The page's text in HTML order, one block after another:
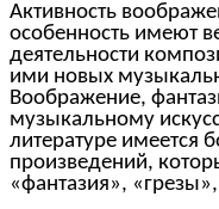
Активность
особенность имеют
деятельности
ими новых
Воображение,
музыкальному
литературе имеется
произведений,
«фантазия»,